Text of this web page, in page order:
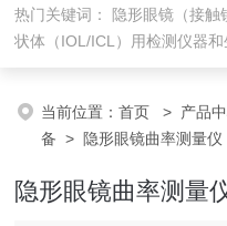
热门关键词： 隐形眼镜（接触
状体（IOL/ICL）用检测仪器
当前位置：首页 > 产品
备 > 隐形眼镜曲率测量仪
隐形眼镜曲率测量